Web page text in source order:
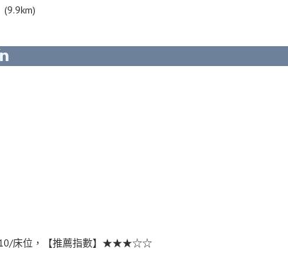
€10/床位，【推薦指數】★★★☆☆